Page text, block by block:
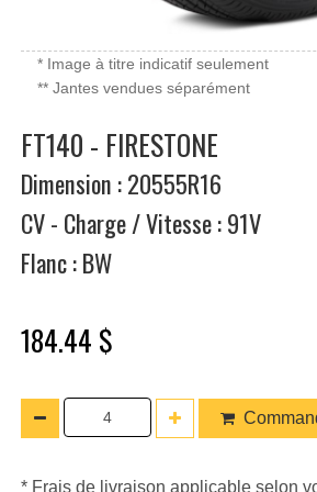
* Image à titre indicatif seulement
** Jantes vendues séparément
FT140 - FIRESTONE
Dimension : 20555R16
CV - Charge / Vitesse : 91V
Flanc : BW
184.44 $
* Frais de livraison applicable selon